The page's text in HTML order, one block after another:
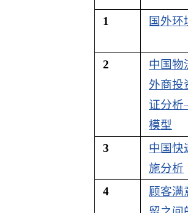
1 国外环
2
中国物
外商投
证分
模型
3
中国快
施分析
4
顾客满